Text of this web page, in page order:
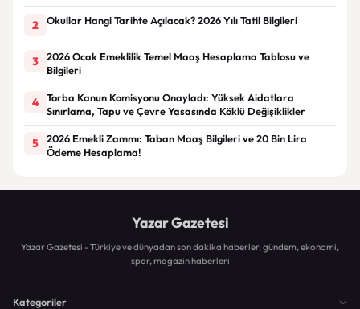
2 Okullar Hangi Tarihte Açılacak? 2026 Yılı Tatil Bilgileri
3
2026 Ocak Emeklilik Temel Maaş Hesaplama Tablosu ve
Bilgileri
4
Torba Kanun Komisyonu Onayladı: Yüksek Aidatlara
Sınırlama, Tapu ve Çevre Yasasında Köklü Değişiklikler
5
2026 Emekli Zammı: Taban Maaş Bilgileri ve 20 Bin Lira
Ödeme Hesaplama!
Yazar Gazetesi
Yazar Gazetesi - Türkiye ve dünyadan son dakika haberler, gündem, ekonomi,
spor, magazin haberleri
Kategoriler